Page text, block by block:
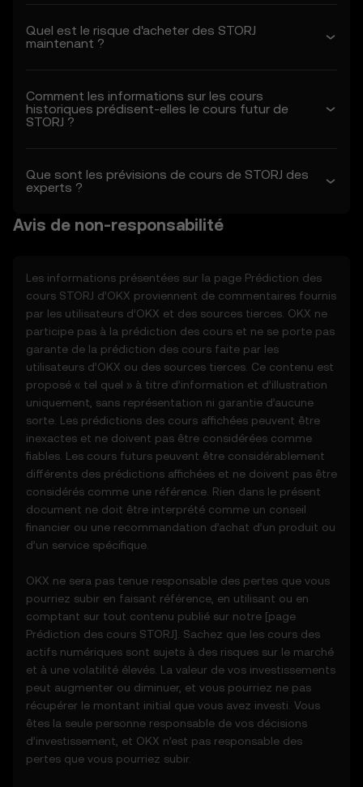
Quel est le risque d'acheter des STORJ
maintenant ?
Comment les informations sur les cours
historiques prédisent-elles le cours futur de
STORJ ?
Que sont les prévisions de cours de STORJ des
experts ?
Avis de non-responsabilité
Les informations présentées sur la page Prédiction des
cours STORJ d’OKX proviennent de commentaires fournis
par les utilisateurs d’OKX et des sources tierces. OKX ne
participe pas à la prédiction des cours et ne se porte pas
garante de la prédiction des cours faite par les
utilisateurs d’OKX ou des sources tierces. Ce contenu est
proposé « tel quel » à titre d’information et d’illustration
uniquement, sans représentation ni garantie d’aucune
sorte. Les prédictions des cours affichées peuvent être
inexactes et ne doivent pas être considérées comme
fiables. Les cours futurs peuvent être considérablement
différents des prédictions affichées et ne doivent pas être
considérés comme une référence. Rien dans le présent
document ne doit être interprété comme un conseil
financier ou une recommandation d’achat d’un produit ou
d’un service spécifique.
OKX ne sera pas tenue responsable des pertes que vous
pourriez subir en faisant référence, en utilisant ou en
comptant sur tout contenu publié sur notre [page
Prédiction des cours STORJ]. Sachez que les cours des
actifs numériques sont sujets à des risques sur le marché
et à une volatilité élevés. La valeur de vos investissements
peut augmenter ou diminuer, et vous pourriez ne pas
récupérer le montant initial que vous avez investi. Vous
êtes la seule personne responsable de vos décisions
d’investissement, et OKX n’est pas responsable des
pertes que vous pourriez subir.
- Vous comprenez les risques associés aux
transactions sur les actifs crypto.
fonctions de prédiction des cours.
1.3 OKX peut modifier les présentes
Les modifications entrent en vigueur à la
date de la « dernière révision ». Il vous
présentes conditions.
2.1 Sauf indication contraire, les termes
utilisés dans les présentes auront la même
signification que celle définie dans les
conditions d'utilisation d'OKX. En cas de
conflit, les dispositions des présentes
conditions prévaudront.
3. Fonction de prédiction des cours
3.1 Les fonctions de prévision des cours
sont fournies uniquement à titre
d'information, « en l'état », sans aucune
garantie de quelque nature que ce soit.
3.2 Les fonctions de prévision des cours
peuvent inclure :
- Des données agrégées ou dérivées de
sources tierces.
d'information, y compris des visualisations
de l'évolution des cours.
- Des notifications ou des annonces
concernant des activités de marché
inhabituelles.
3.3 Ces fonctions de prévision des cours ne
constituent pas un conseil financier ou
d'investissement et ne doivent pas être
utilisées pour prendre des décisions en
matière d'investissement ou de produits.